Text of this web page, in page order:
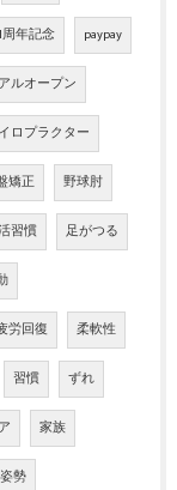
周年記念 paypay
ルオープン
ロプラクター
矯正 野球肘
習慣 足がつる
労回復 柔軟性
習慣 ずれ
家族
姿勢